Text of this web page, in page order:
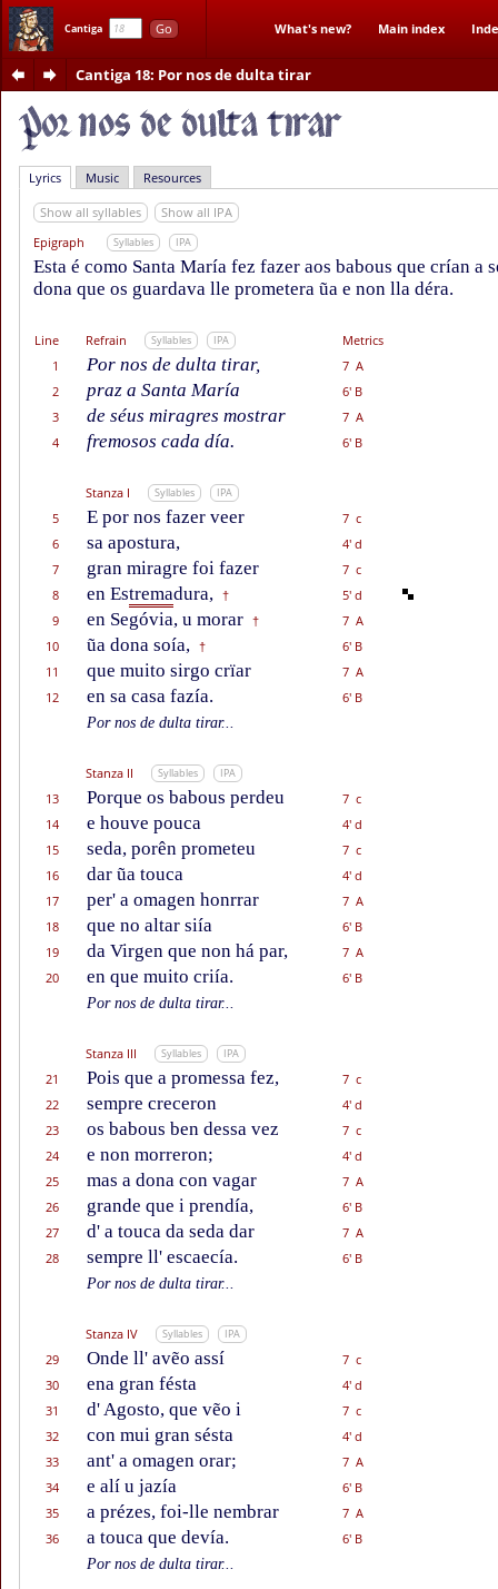
Cantiga Go What's new? Main index
Cantiga 18: Por nos de dulta tirar
Lyrics Music Resources
Show all syllables
Show all IPA
Epigraph
Syllables IPA
Esta é como Santa María fez fazer aos babous que crían a
dona que os guardava lle prometera ũa e non lla déra.
Line Refrain Syllables IPA
Metrics
1
Por nos de dulta tirar,
7 A
2
praz a Santa María
6' B
3
de séus miragres mostrar
7 A
4
fremosos cada día. 6' B
Stanza I Syllables IPA
5 E por nos fazer veer
7 c
6
sa apostura,
4' d
7
gran miragre foi fazer
7 c
8
en Estremadura, †
5' d
9
en Segóvia, u morar †
7 A
10
ũa dona soía, †
6' B
11
que muito sirgo crïar
7 A
12
en sa casa fazía.
6' B
Por nos de dulta tirar...
Stanza II Syllables IPA
13 Porque os babous perdeu
7 c
14
e houve pouca
4' d
15
seda, porên prometeu
7 c
16
dar ũa touca
4' d
17
per' a omagen honrrar
7 A
18
que no altar siía
6' B
19
da Virgen que non há par,
7 A
20
en que muito criía.
6' B
Por nos de dulta tirar...
Stanza III Syllables IPA
21 Pois que a promessa fez,
7 c
22
sempre creceron
4' d
23
os babous ben dessa vez
7 c
24
e non morreron;
4' d
25
mas a dona con vagar
7 A
26
grande que i prendía,
6' B
27
d' a touca da seda dar
7 A
28
sempre ll' escaecía.
6' B
Por nos de dulta tirar...
Stanza IV Syllables IPA
29 Onde ll' avẽo assí
7 c
30
ena gran fésta
4' d
31
d' Agosto, que vẽo i
7 c
32
con mui gran sésta
4' d
33
ant' a omagen orar;
7 A
34
e alí u jazía
6' B
35
a prézes, foi-lle nembrar
7 A
36
a touca que devía.
6' B
Por nos de dulta tirar...